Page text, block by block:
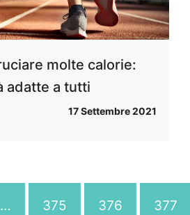
molte calorie:
adatte a tutti
17 Settembre 2021
… 375 376 377